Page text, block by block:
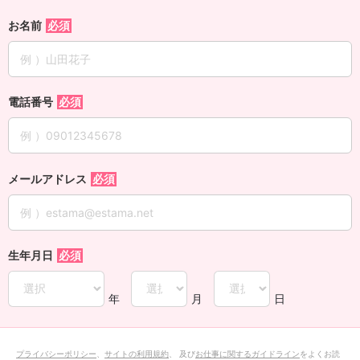
お名前
電話番号
メールアドレス
生年月日
年 月 日
プライバシーポリシー サイトの利用規約 、 及びお仕事に関するガイドラインをよくお読